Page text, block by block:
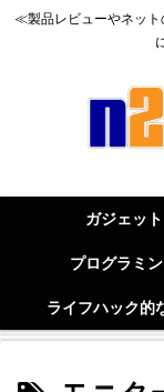
≪製品レビューやネット
ガジェット
プログラミ
ライフハック的